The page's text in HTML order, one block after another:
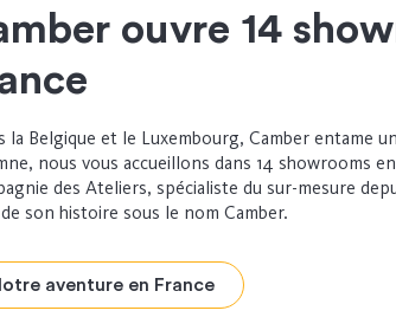
ouvre 14
la Belgique et le Luxembourg, Camber entame
nous vous accueillons dans 14 showrooms
des Ateliers, spécialiste du sur-mesure
son histoire sous le nom Camber.
aventure en France